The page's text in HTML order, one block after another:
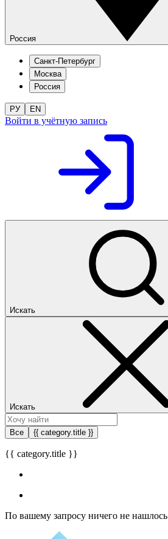
Россия
Санкт-Петербург
Москва
Россия
РУ EN
Войти в учётную запись
Искать
Искать
Все {{ category.title }}
{{ category.title }}
По вашему запросу ничего не нашлось